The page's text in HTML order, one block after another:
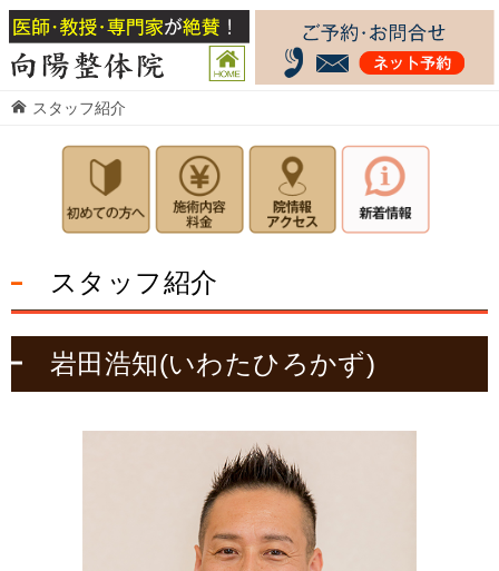
スタッフ紹介
スタッフ紹介
岩田浩知(いわたひろかず)